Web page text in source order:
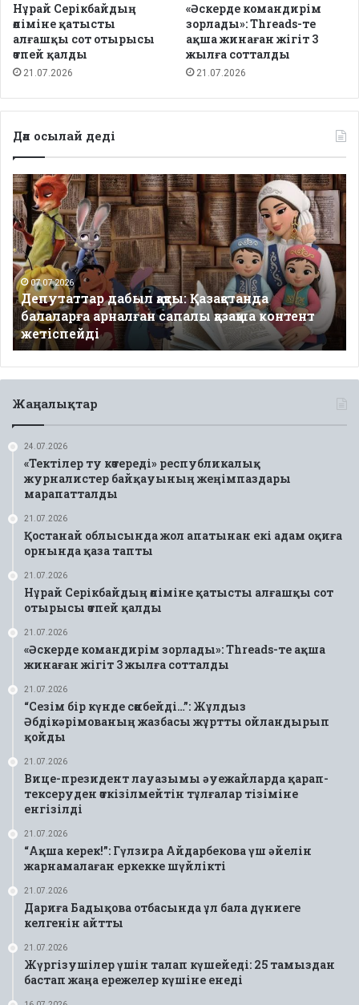
Нұрай Серікбайдың
өліміне қатысты
алғашқы сот отырысы
өтпей қалды
21.07.2026
«Әскерде командирім
зорлады»: Threads-те
ақша жинаған жігіт 3
жылға сотталды
21.07.2026
Дәл осылай деді
Депутаттар
дабыл
қақты:
Қазақстанда
балаларға
арналған
сапалы
қазақша
контент
жетіспейді
07.07.2026
Депутаттар дабыл қақты: Қазақстанда
балаларға арналған сапалы қазақша контент
жетіспейді
Жаңалықтар
24.07.2026
«Тектілер ту көтереді» республикалық
журналистер байқауының жеңімпаздары
марапатталды
21.07.2026
Қостанай облысында жол апатынан екі адам оқиға
орнында қаза тапты
21.07.2026
Нұрай Серікбайдың өліміне қатысты алғашқы сот
отырысы өтпей қалды
21.07.2026
«Әскерде командирім зорлады»: Threads-те ақша
жинаған жігіт 3 жылға сотталды
21.07.2026
“Сезім бір күнде сөнбейді…”: Жұлдыз
Әбдікәрімованың жазбасы жұртты ойландырып
қойды
21.07.2026
Вице-президент лауазымы әуежайларда қарап-
тексеруден өткізілмейтін тұлғалар тізіміне
енгізілді
21.07.2026
“Ақша керек!”: Гүлзира Айдарбекова үш әйелін
жарнамалаған еркекке шүйлікті
21.07.2026
Дариға Бадықова отбасында ұл бала дүниеге
келгенін айтты
21.07.2026
Жүргізушілер үшін талап күшейеді: 25 тамыздан
бастап жаңа ережелер күшіне енеді